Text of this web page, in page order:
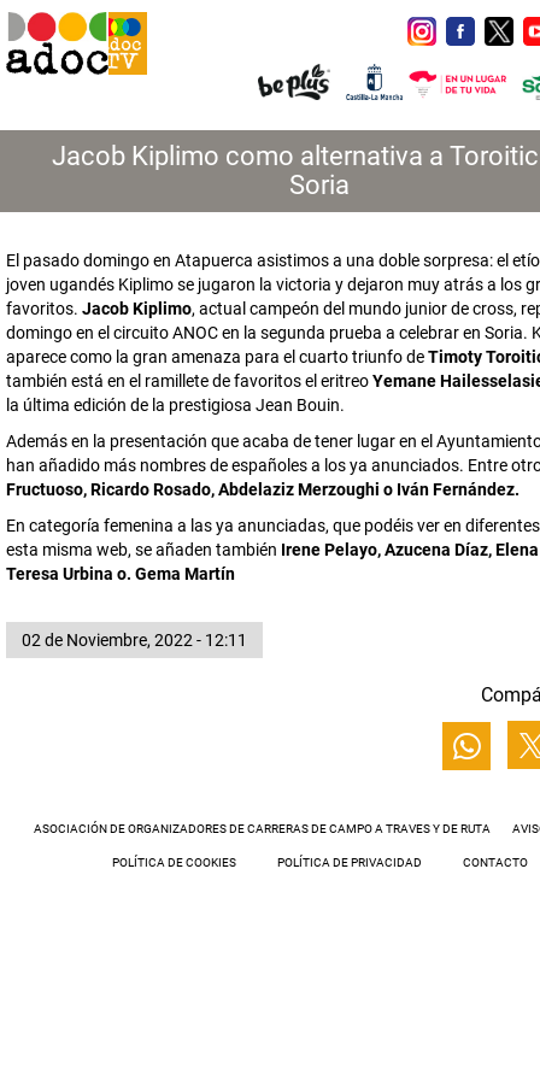
Jacob Kiplimo como alternativa a
Soria
El pasado domingo en Atapuerca asistimos a una doble sorpresa: el
joven ugandés Kiplimo se jugaron la victoria y dejaron muy atrás a los
favoritos. Jacob Kiplimo, actual campeón del mundo junior de cross,
domingo en el circuito ANOC en la segunda prueba a celebrar en Soria.
aparece como la gran amenaza para el cuarto triunfo deTimoty
también está en el ramillete de favoritos el eritreoYemane
la última edición de la prestigiosa Jean Bouin.
Además en la presentación que acaba de tener lugar en el
han añadido más nombres de españoles a los ya anunciados. Entre
Fructuoso, Ricardo Rosado, Abdelaziz Merzoughi o Iván Fernández.
En categoría femenina a las ya anunciadas, que podéis ver en
esta misma web, se añaden también Irene Pelayo, Azucena Díaz,
Teresa Urbina o. Gema Martín
02 de Noviembre, 2022 - 12:11
ASOCIACIÓN DE ORGANIZADORES DE CARRERAS DE CAMPO A TRAVES Y DE RUTA
POLÍTICA DE COOKIES POLÍTICA DE PRIVACIDAD CONTACTO